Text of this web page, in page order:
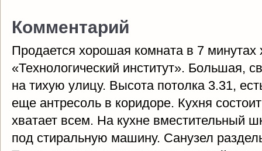
Комментарий
Продается хорошая комната в 7 минутах
«Технологический институт». Большая,
на тихую улицу. Высота потолка 3.31,
еще антресоль в коридоре. Кухня
хватает всем. На кухне вместительный
под стиральную машину. Санузел